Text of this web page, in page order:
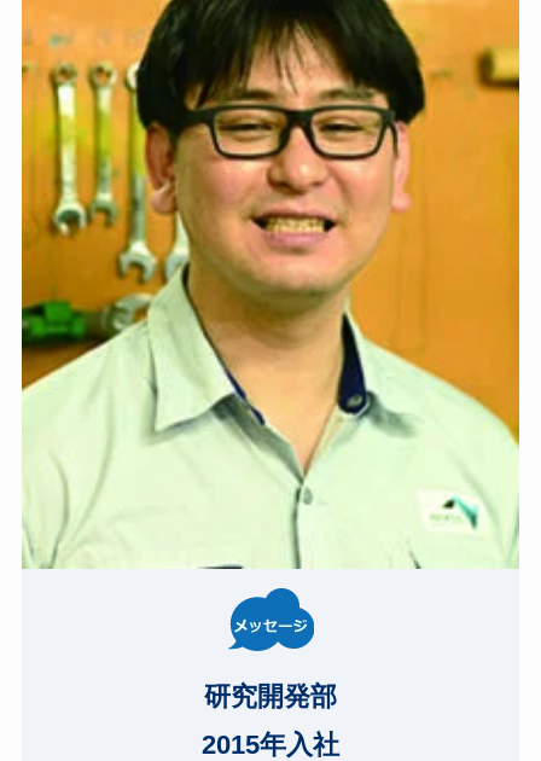
研究開発部
2015年入社